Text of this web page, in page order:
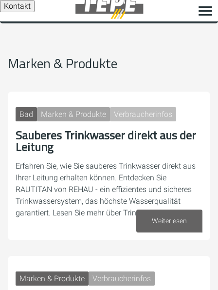
Kontakt
Marken & Produkte
Bad Marken & Produkte Verbraucherinfos
Sauberes Trinkwasser direkt aus der
Leitung
Erfahren Sie, wie Sie sauberes Trinkwasser direkt aus
Ihrer Leitung erhalten können. Entdecken Sie
RAUTITAN von REHAU - ein effizientes und sicheres
Trinkwassersystem, das höchste Wasserqualität
garantiert. Lesen Sie mehr über Trinkwasserhygiene,…
Weiterlesen
Marken & Produkte Verbraucherinfos